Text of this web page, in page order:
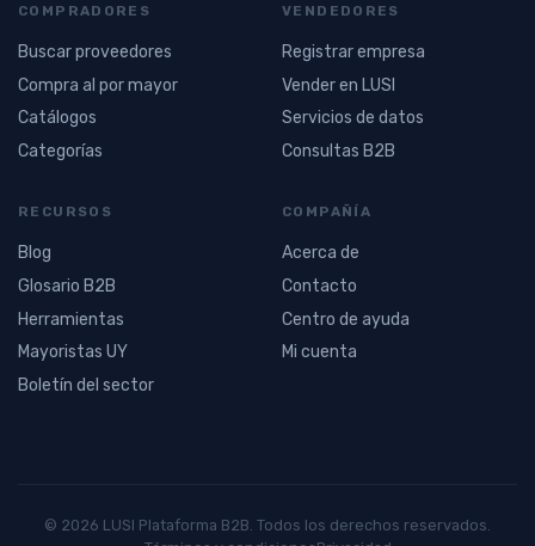
COMPRADORES
Buscar proveedores
Compra al por mayor
Catálogos
Categorías
VENDEDORES
Registrar empresa
Vender en LUSI
Servicios de datos
Consultas B2B
RECURSOS
Blog
Glosario B2B
Herramientas
Mayoristas UY
Boletín del sector
COMPAÑÍA
Acerca de
Contacto
Centro de ayuda
Mi cuenta
© 2026 LUSI Plataforma B2B. Todos los derechos reservados.